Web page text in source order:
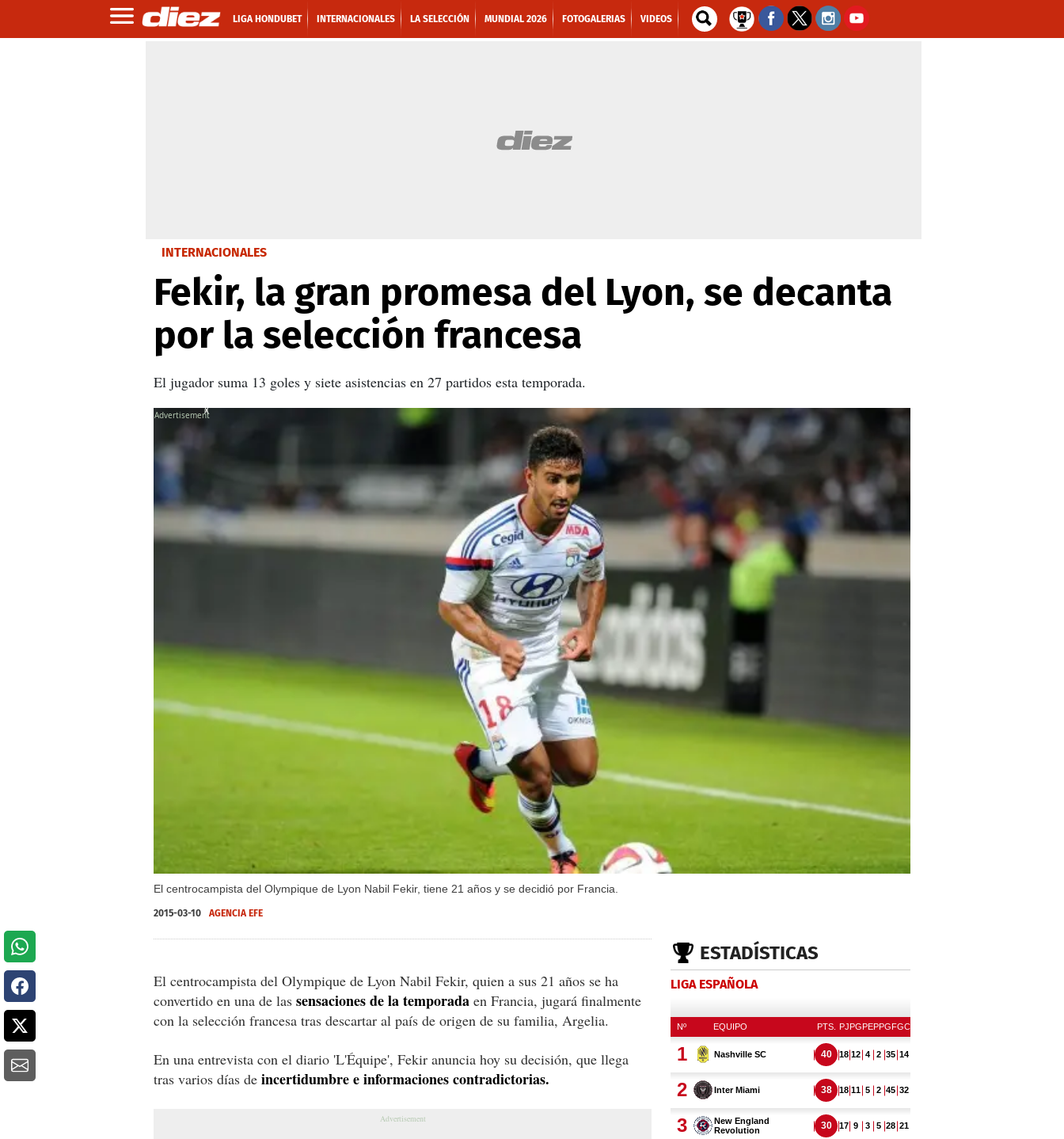
LIGA HONDUBET INTERNACIONALES LA SELECCIÓN MUNDIAL 2026 FOTOGALERIAS VIDEOS
INTERNACIONALES
Fekir, la gran promesa del Lyon, se decanta
por la selección francesa
El jugador suma 13 goles y siete asistencias en 27 partidos esta temporada.
El centrocampista del Olympique de Lyon Nabil Fekir, tiene 21 años y se decidió por Francia.
X
2015-03-10 AGENCIA EFE
El centrocampista del Olympique de Lyon Nabil Fekir, quien a sus 21 años se ha
convertido en una de las sensaciones de la temporada en Francia, jugará finalmente
con la selección francesa tras descartar al país de origen de su familia, Argelia.
En una entrevista con el diario 'L'Équipe', Fekir anuncia hoy su decisión, que llega
tras varios días de incertidumbre e informaciones contradictorias.
ESTADÍSTICAS
LIGA ESPAÑOLA